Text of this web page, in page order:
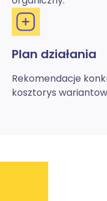
Plan działania
Rekomendacje
kosztorys